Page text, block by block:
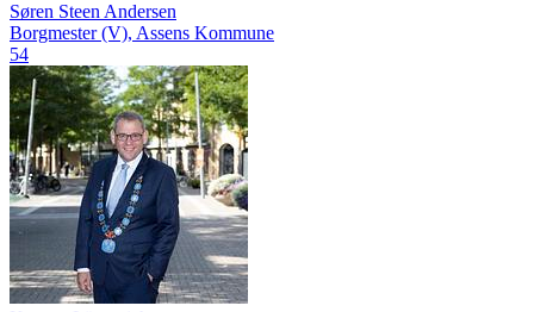
Søren Steen Andersen
Borgmester (V), Assens Kommune
54